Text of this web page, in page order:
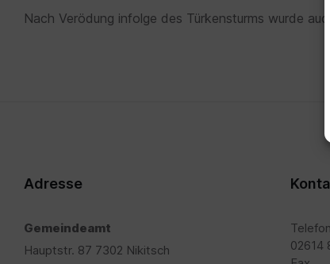
Nach Verödung infolge des Türkensturms wurde
Adresse
Gemeindeamt
Hauptstr. 87 7302 Nikitsch
Telefon
02614